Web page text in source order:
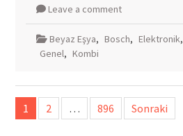
Leave a comment
Beyaz Eşya, Bosch, Elektronik,
Genel, Kombi
Yazı
sayfalandırması
1 2 … 896 Sonraki